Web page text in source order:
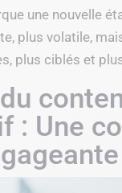
une nouvelle
plus volatile,
plus ciblés et
du
: Une